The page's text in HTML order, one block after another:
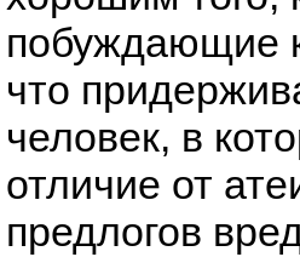
побуждающие
что
человек, в
отличие от
предлогов